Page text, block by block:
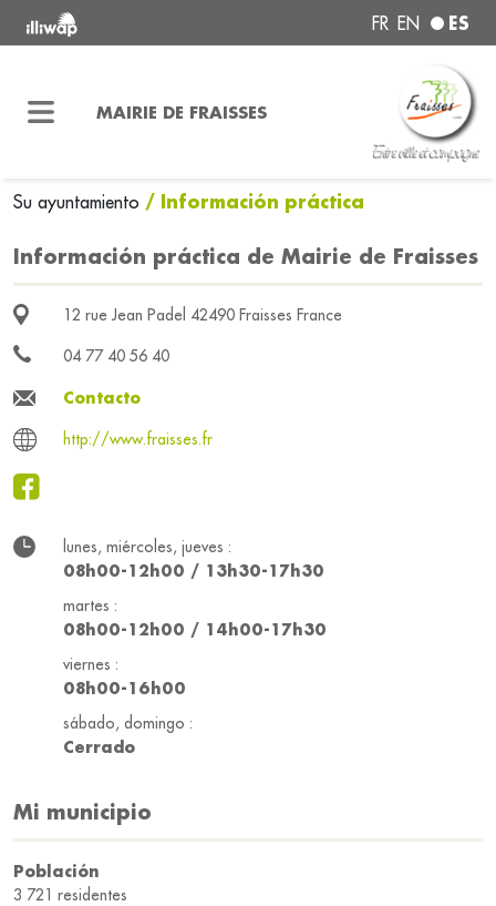
FR EN ES
MAIRIE DE FRAISSES
Su ayuntamiento / Información práctica
Información práctica de Mairie de Fraisses
12 rue Jean Padel 42490 Fraisses France
04 77 40 56 40
Contacto
http://www.fraisses.fr
lunes, miércoles, jueves :
08h00-12h00 / 13h30-17h30
martes :
08h00-12h00 / 14h00-17h30
viernes :
08h00-16h00
sábado, domingo :
Cerrado
Mi municipio
Población
3 721 residentes